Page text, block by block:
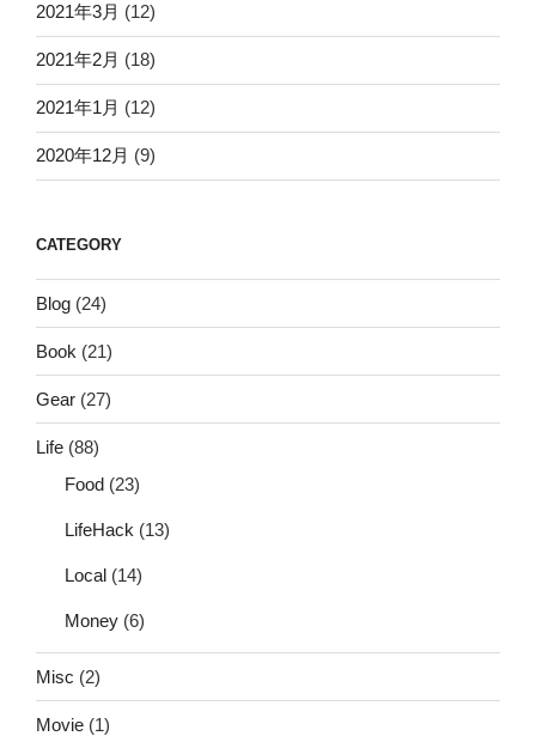
2021年3月 (12)
2021年2月 (18)
2021年1月 (12)
2020年12月 (9)
CATEGORY
Blog (24)
Book (21)
Gear (27)
Life (88)
Food (23)
LifeHack (13)
Local (14)
Money (6)
Misc (2)
Movie (1)